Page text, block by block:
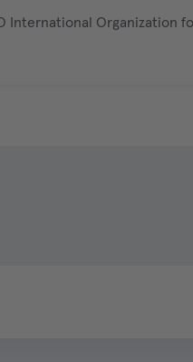
International Organization